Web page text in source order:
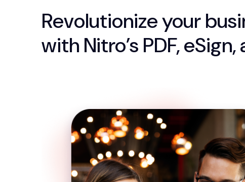
Revolutionize your
with Nitro’s PDF,